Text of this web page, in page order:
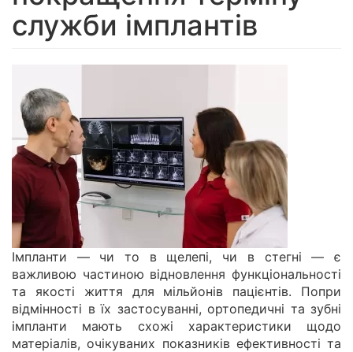
служби імплантів
Імпланти — чи то в щелепі, чи в стегні — є
важливою частиною відновлення функціональності
та якості життя для мільйонів пацієнтів. Попри
відмінності в їх застосуванні, ортопедичні та зубні
імпланти мають схожі характеристики щодо
матеріалів, очікуваних показників ефективності та